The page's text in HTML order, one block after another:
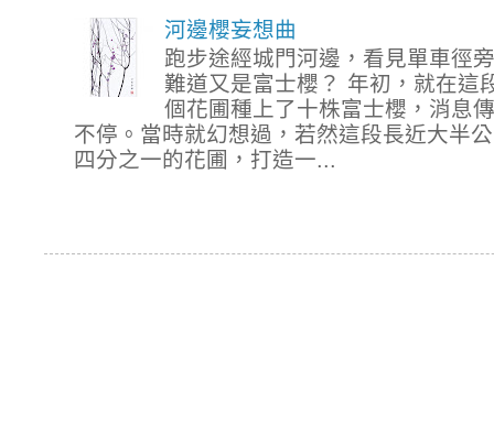
河邊櫻妄想曲
跑步途經城門河邊，看見單車徑
難道又是富士櫻？ 年初，就在這
個花圃種上了十株富士櫻，消息
不停。當時就幻想過，若然這段長近大半
四分之一的花圃，打造一...